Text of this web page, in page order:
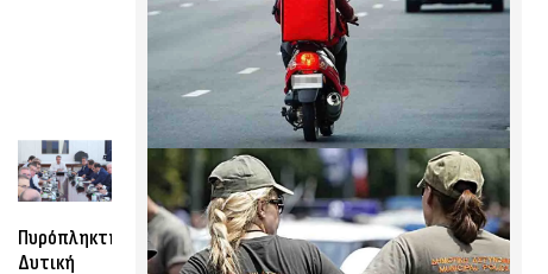
Πυρόπληκτη
Δυτική